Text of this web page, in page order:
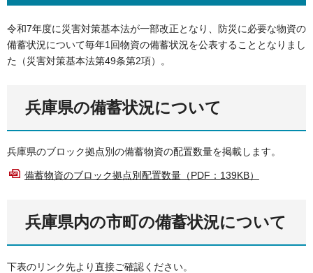
令和7年度に災害対策基本法が一部改正となり、防災に必要な物資の
備蓄状況について毎年1回物資の備蓄状況を公表することとなりまし
た（災害対策基本法第49条第2項）。
兵庫県の備蓄状況について
兵庫県のブロック拠点別の備蓄物資の配置数量を掲載します。
備蓄物資のブロック拠点別配置数量（PDF：139KB）
兵庫県内の市町の備蓄状況について
下表のリンク先より直接ご確認ください。